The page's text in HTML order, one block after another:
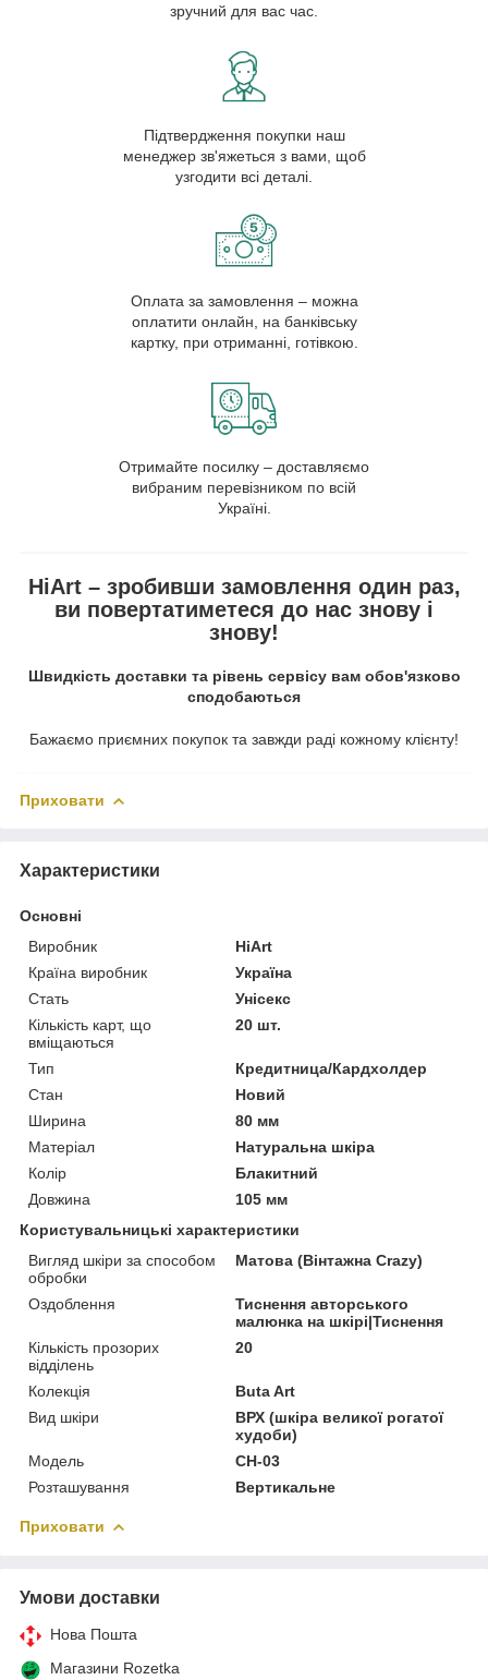
зручний для вас час.
Підтвердження покупки наш
менеджер зв'яжеться з вами, щоб
узгодити всі деталі.
Оплата за замовлення – можна
оплатити онлайн, на банківську
картку, при отриманні, готівкою.
Отримайте посилку – доставляємо
вибраним перевізником по всій
Україні.
HiArt – зробивши замовлення один раз,
ви повертатиметеся до нас знову і
знову!
Швидкість доставки та рівень сервісу вам обов'язково
сподобаються
Бажаємо приємних покупок та завжди раді кожному клієнту!
Приховати
Характеристики
Основні
Виробник
HiArt
Країна виробник
Україна
Стать
Унісекс
Кількість карт, що
вміщаються
20 шт.
Тип
Кредитница/Кардхолдер
Стан
Новий
Ширина
80 мм
Матеріал
Натуральна шкіра
Колір
Блакитний
Довжина
105 мм
Користувальницькі характеристики
Вигляд шкіри за способом
обробки
Матова (Вінтажна Crazy)
Оздоблення
Тиснення авторського
малюнка на шкірі|Тиснення
Кількість прозорих
відділень
20
Колекція
Buta Art
Вид шкіри
ВРХ (шкіра великої рогатої
худоби)
Модель
CH-03
Розташування
Вертикальне
Приховати
Умови доставки
Нова Пошта
Магазини Rozetka